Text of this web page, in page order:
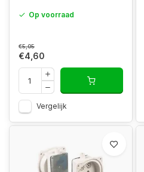
Op voorraad
€5,05
€4,60
Vergelijk